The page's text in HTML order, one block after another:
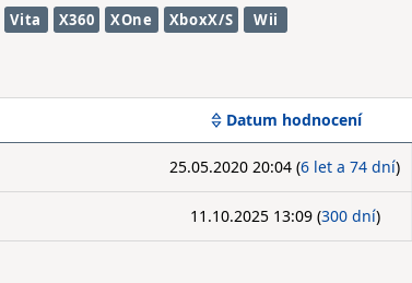
Vita X360 XOne XboxX/S Wii
Datum hodnocení
25.05.2020 20:04 (6 let a 74 dní)
11.10.2025 13:09 (300 dní)